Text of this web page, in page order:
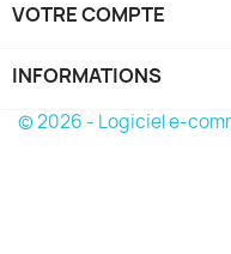
VOTRE COMPTE
INFORMATIONS
© 2026 - Logiciel e-